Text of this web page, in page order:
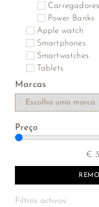
Carregadores
Power Banks
Apple watch
Smartphones
Smartwatches
Tablets
Marcas
Preço
€ 3
Filtros activos: